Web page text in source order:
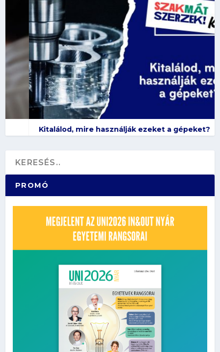
Kitalálod, mire használják ezeket a gépeket?
PROMÓ